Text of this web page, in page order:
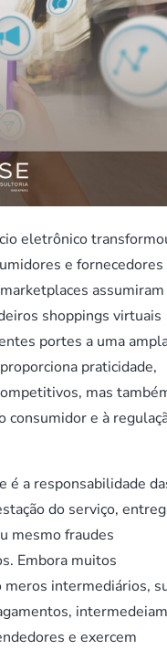
eletrônico
e fornecedores
assumiram
shoppings virtuais
portes a uma
praticidade,
mas
consumidor e à
é a responsabilidade
do serviço,
mesmo fraudes
Embora muitos
intermediários,
e exercem